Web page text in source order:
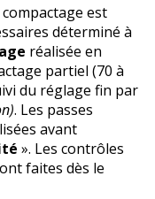
compactage est
déterminé à
réalisée en
partiel (70 à
du réglage fin par
. Les passes
avant
». Les contrôles
faites dès le